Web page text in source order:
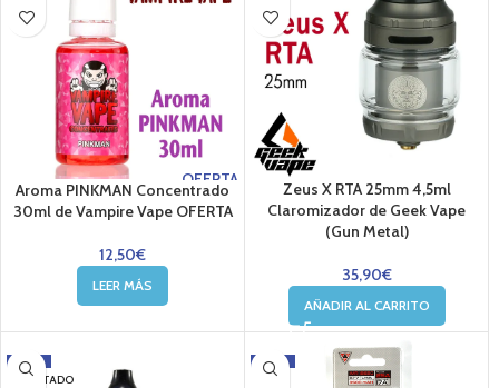
OFERTA
Aroma PINKMAN Concentrado
30ml de Vampire Vape OFERTA
12,50€
LEER MÁS
Zeus X RTA 25mm 4,5ml
Claromizador de Geek Vape
(Gun Metal)
35,90€
AÑADIR AL CARRITO
-38%
AGOTADO
-22%